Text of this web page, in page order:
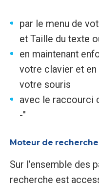
par le menu de
et Taille du texte
en maintenant
votre clavier et
votre souris
avec le raccourci
-"
Moteur de recherche
Sur l’ensemble des
recherche est